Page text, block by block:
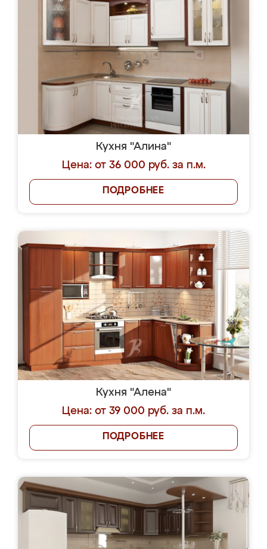
Кухня "Алина"
Цена: от 36 000 руб. за п.м.
ПОДРОБНЕЕ
Кухня "Алена"
Цена: от 39 000 руб. за п.м.
ПОДРОБНЕЕ